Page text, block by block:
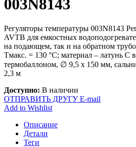
003N8143
Регуляторы температуры 003N8143
AVTB для емкостных
на подающем, так и на обратном
Тмакс. = 130 °С; материал – латунь С
термобаллоном, ∅ 9,5 х 150 мм,
2,3 м
Доступно: В наличии
ОТПРАВИТЬ ДРУГУ E-mail
Add to Wishlist
Описание
Детали
Теги